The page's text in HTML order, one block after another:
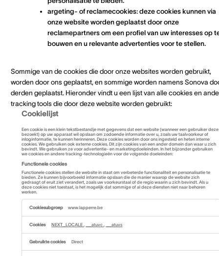
argeting- of reclamecookies: deze cookies kunnen via
onze website worden geplaatst door onze
reclamepartners om een profiel van uw interesses op
bouwen en u relevante advertenties voor te stellen.
Sommige van de cookies die door onze websites worden gebruikt,
worden door ons geplaatst, en sommige worden namens Sonova
derden geplaatst. Hieronder vindt u een lijst van alle cookies en
tracking tools die door deze website worden gebruikt:
Cookielijst
Een cookie is een klein tekstbestandje met gegevens dat een website (wanneer een gebruiker deze
bezoekt) op uw apparaat wil opslaan om zodoende informatie over u, zoals uw taalvoorkeur of
inloginformatie, te kunnen herinneren. Deze cookies worden door ons ingesteld en heten interne
cookies. We gebruiken ook externe cookies. Dit zijn cookies van een ander domein dan waar u zich
bevindt. We gebruiken ze voor advertentie- en marketingdoeleinden. In het bijzonder gebruiken
we cookies en andere tracking-technologieën voor de volgende doeleinden:
Functionele cookies
Functionele cookies stellen de website in staat om verbeterde functionaliteit en personalisatie te
bieden. Ze kunnen bijvoorbeeld informatie opslaan die de manier waarop de website zich
gedraagt of eruit ziet verandert, zoals uw voorkeurstaal of de regio waarin u zich bevindt. Als u
deze cookies niet toestaat, is het mogelijk dat sommige of al deze diensten niet naar behoren
werken.
Functionele
cookies
www.lapperre.be
NEXT_LOCALE, __atuvc, __atuvs
Direct